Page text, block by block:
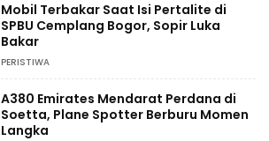
Mobil Terbakar Saat Isi Pertalite di
SPBU Cemplang Bogor, Sopir Luka
Bakar
PERISTIWA
A380 Emirates Mendarat Perdana di
Soetta, Plane Spotter Berburu Momen
Langka